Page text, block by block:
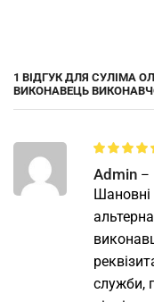
1 ВІДГУК ДЛЯ СУЛІМА
ВИКОНАВЕЦЬ
Admin –
Шановні
служби,